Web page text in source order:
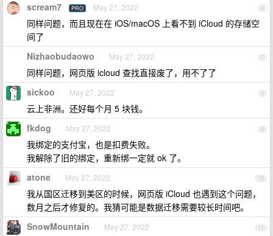
6
scream7 PRO May 27, 2022
同样问题，而且现在在 iOS/macOS 上看不到 iCloud 的存储空
间了
7
Nizhaobudaowo May 27, 2022
同样问题，网页版 icloud 查找直接废了，用不了了
8
sickoo May 27, 2022
云上非洲。还好每个月 5 块钱。
9
fkdog May 27, 2022
我绑定的支付宝，也是扣费失败。
我解除了旧的绑定，重新绑一定就 ok 了。
10
atone May 27, 2022
我从国区迁移到美区的时候，网页版 iCloud 也遇到这个问题，
数月之后才修复的。我猜可能是数据迁移需要较长时间吧。
11
SnowMountain May 27, 2022